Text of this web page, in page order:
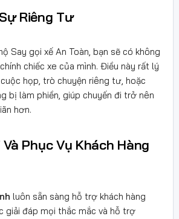
Riêng Tư
Say gọi xế An Toàn, bạn sẽ có không
chiếc xe của mình. Điều này rất lý
họp, trò chuyện riêng tư, hoặc
bị làm phiền, giúp chuyến đi trở nên
hơn.
Phục Vụ Khách Hàng
luôn sẵn sàng hỗ trợ khách hàng
giải đáp mọi thắc mắc và hỗ trợ